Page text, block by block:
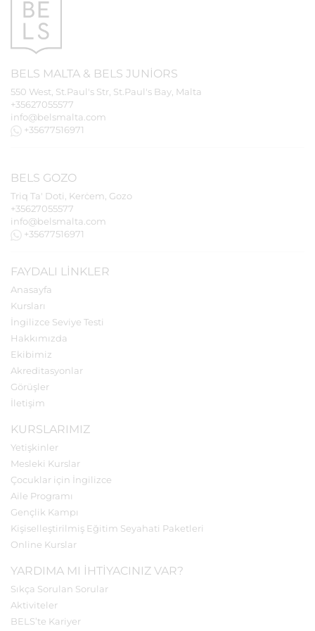
BELS MALTA & BELS JUNIORS
550 West, St.Paul's Str, St.Paul's Bay, Malta
+35627055577
info@belsmalta.com
+35677516971
BELS GOZO
Triq Ta' Doti, Kerċem, Gozo
+35627055577
info@belsmalta.com
+35677516971
FAYDALI LINKLER
Anasayfa
Kursları
İngilizce Seviye Testi
Hakkımızda
Ekibimiz
Akreditasyonlar
Görüşler
İletişim
KURSLARIMIZ
Yetişkinler
Mesleki Kurslar
Çocuklar için İngilizce
Aile Programı
Gençlik Kampı
Kişiselleştirilmiş Eğitim Seyahati Paketleri
Online Kurslar
YARDIMA MI IHTIYACINIZ VAR?
Sıkça Sorulan Sorular
Aktiviteler
BELS’te Kariyer